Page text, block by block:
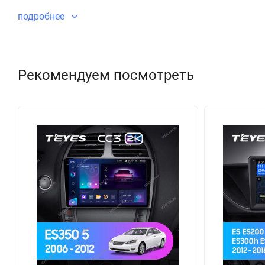
подробнее
Рекомендуем посмотреть